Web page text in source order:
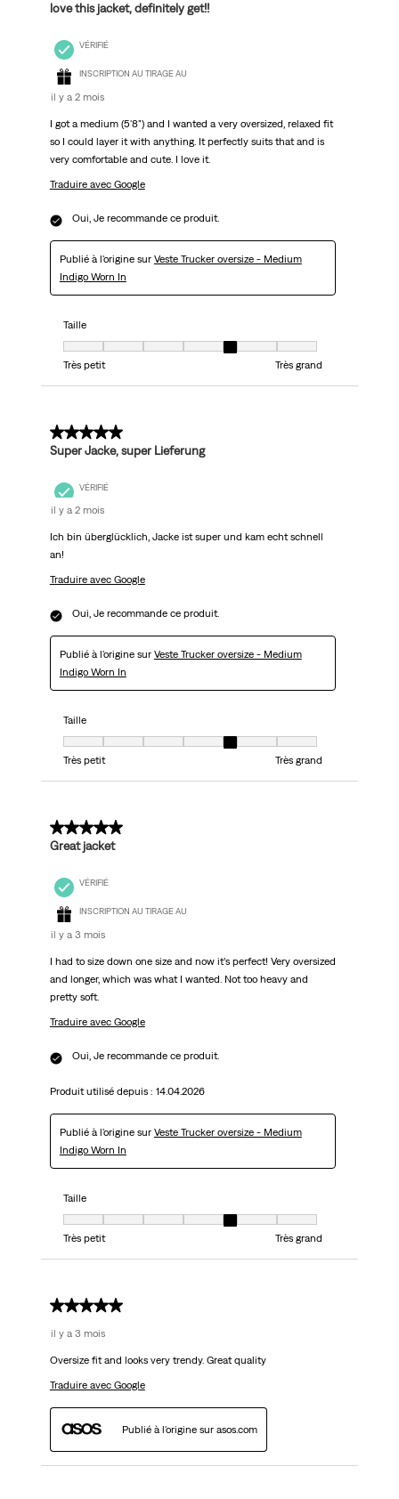
love this jacket, definitely get!!
VÉRIFIÉ
INSCRIPTION AU TIRAGE AU
il y a 2 mois
I got a medium (5'8") and I wanted a very oversized, relaxed fit
so I could layer it with anything. It perfectly suits that and is
very comfortable and cute. I love it.
Traduire avec Google
Oui, Je recommande ce produit.
Publié à l'origine sur Veste Trucker oversize - Medium
Indigo Worn In
Taille
Taille, 5 sur 7, où 1 est égal à Très petit et 7 est égal à Très grand
Très petit
Très grand
5 sur 5 étoiles.
Super Jacke, super Lieferung
VÉRIFIÉ
il y a 2 mois
Ich bin überglücklich, Jacke ist super und kam echt schnell
an!
Traduire avec Google
Oui, Je recommande ce produit.
Publié à l'origine sur Veste Trucker oversize - Medium
Indigo Worn In
Taille
Taille, 5 sur 7, où 1 est égal à Très petit et 7 est égal à Très grand
Très petit
Très grand
5 sur 5 étoiles.
Great jacket
VÉRIFIÉ
INSCRIPTION AU TIRAGE AU
il y a 3 mois
I had to size down one size and now it’s perfect! Very oversized
and longer, which was what I wanted. Not too heavy and
pretty soft.
Traduire avec Google
Oui, Je recommande ce produit.
Produit utilisé depuis : 14.04.2026
Publié à l'origine sur Veste Trucker oversize - Medium
Indigo Worn In
Taille
Taille, 5 sur 7, où 1 est égal à Très petit et 7 est égal à Très grand
Très petit
Très grand
5 sur 5 étoiles.
il y a 3 mois
Oversize fit and looks very trendy. Great quality
Traduire avec Google
Publié à l'origine sur asos.com